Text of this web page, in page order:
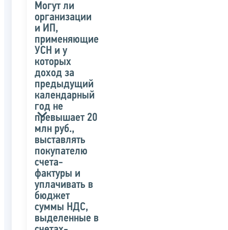
Могут ли
организации
и ИП,
применяющие
УСН и у
которых
доход за
предыдущий
календарный
год не
превышает 20
млн руб.,
выставлять
покупателю
счета-
фактуры и
уплачивать в
бюджет
суммы НДС,
выделенные в